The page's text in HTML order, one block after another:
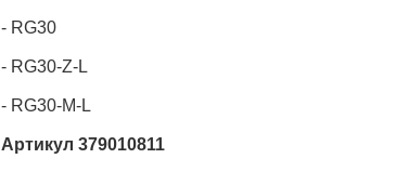
- RG30
- RG30-Z-L
- RG30-M-L
Артикул 379010811